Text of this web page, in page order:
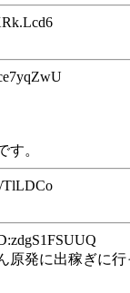
す。
TlLDCo
原発に出稼ぎに行